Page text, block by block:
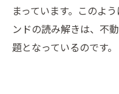
まっています。このよ
ンドの読み解きは、不
題となっているのです。